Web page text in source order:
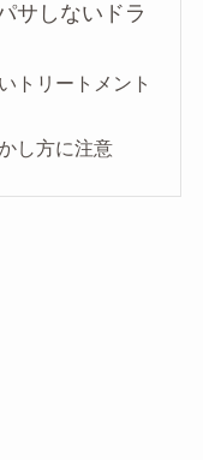
サしないドラ
トリートメント
し方に注意